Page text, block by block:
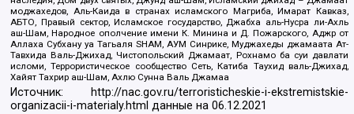
моджахедов, Аль-Каида в странах исламского Магриба, Имарат Кавказ,
АБТО, Правый сектор, Исламское государство, Джабха аль-Нусра ли-Ахль
аш-Шам, Народное ополчение имени К. Минина и Д. Пожарского, Аджр от
Аллаха Субхану уа Тагьаля SHAM, АУМ Синрике, Муджахеды джамаата Ат-
Тавхида Валь-Джихад, Чистопольский Джамаат, Рохнамо ба суи давлати
исломи, Террористическое сообщество Сеть, Катиба Таухид валь-Джихад,
Хайят Тахрир аш-Шам, Ахлю Сунна Валь Джамаа
Источник:
http://nac.gov.ru/terroristicheskie-i-ekstremistskie-
organizacii-i-materialy.html данные на06.12.2021